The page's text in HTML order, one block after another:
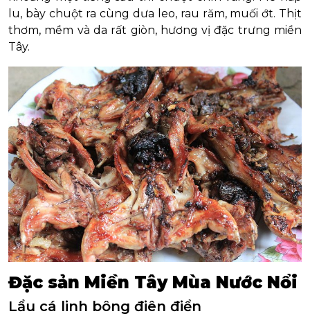
lu, bày chuột ra cùng dưa leo, rau răm, muối ớt. Thịt
thơm, mềm và da rất giòn, hương vị đặc trưng miền
Tây.
Đặc sản Miền Tây Mùa Nước Nổi
Lẩu cá linh bông điên điển